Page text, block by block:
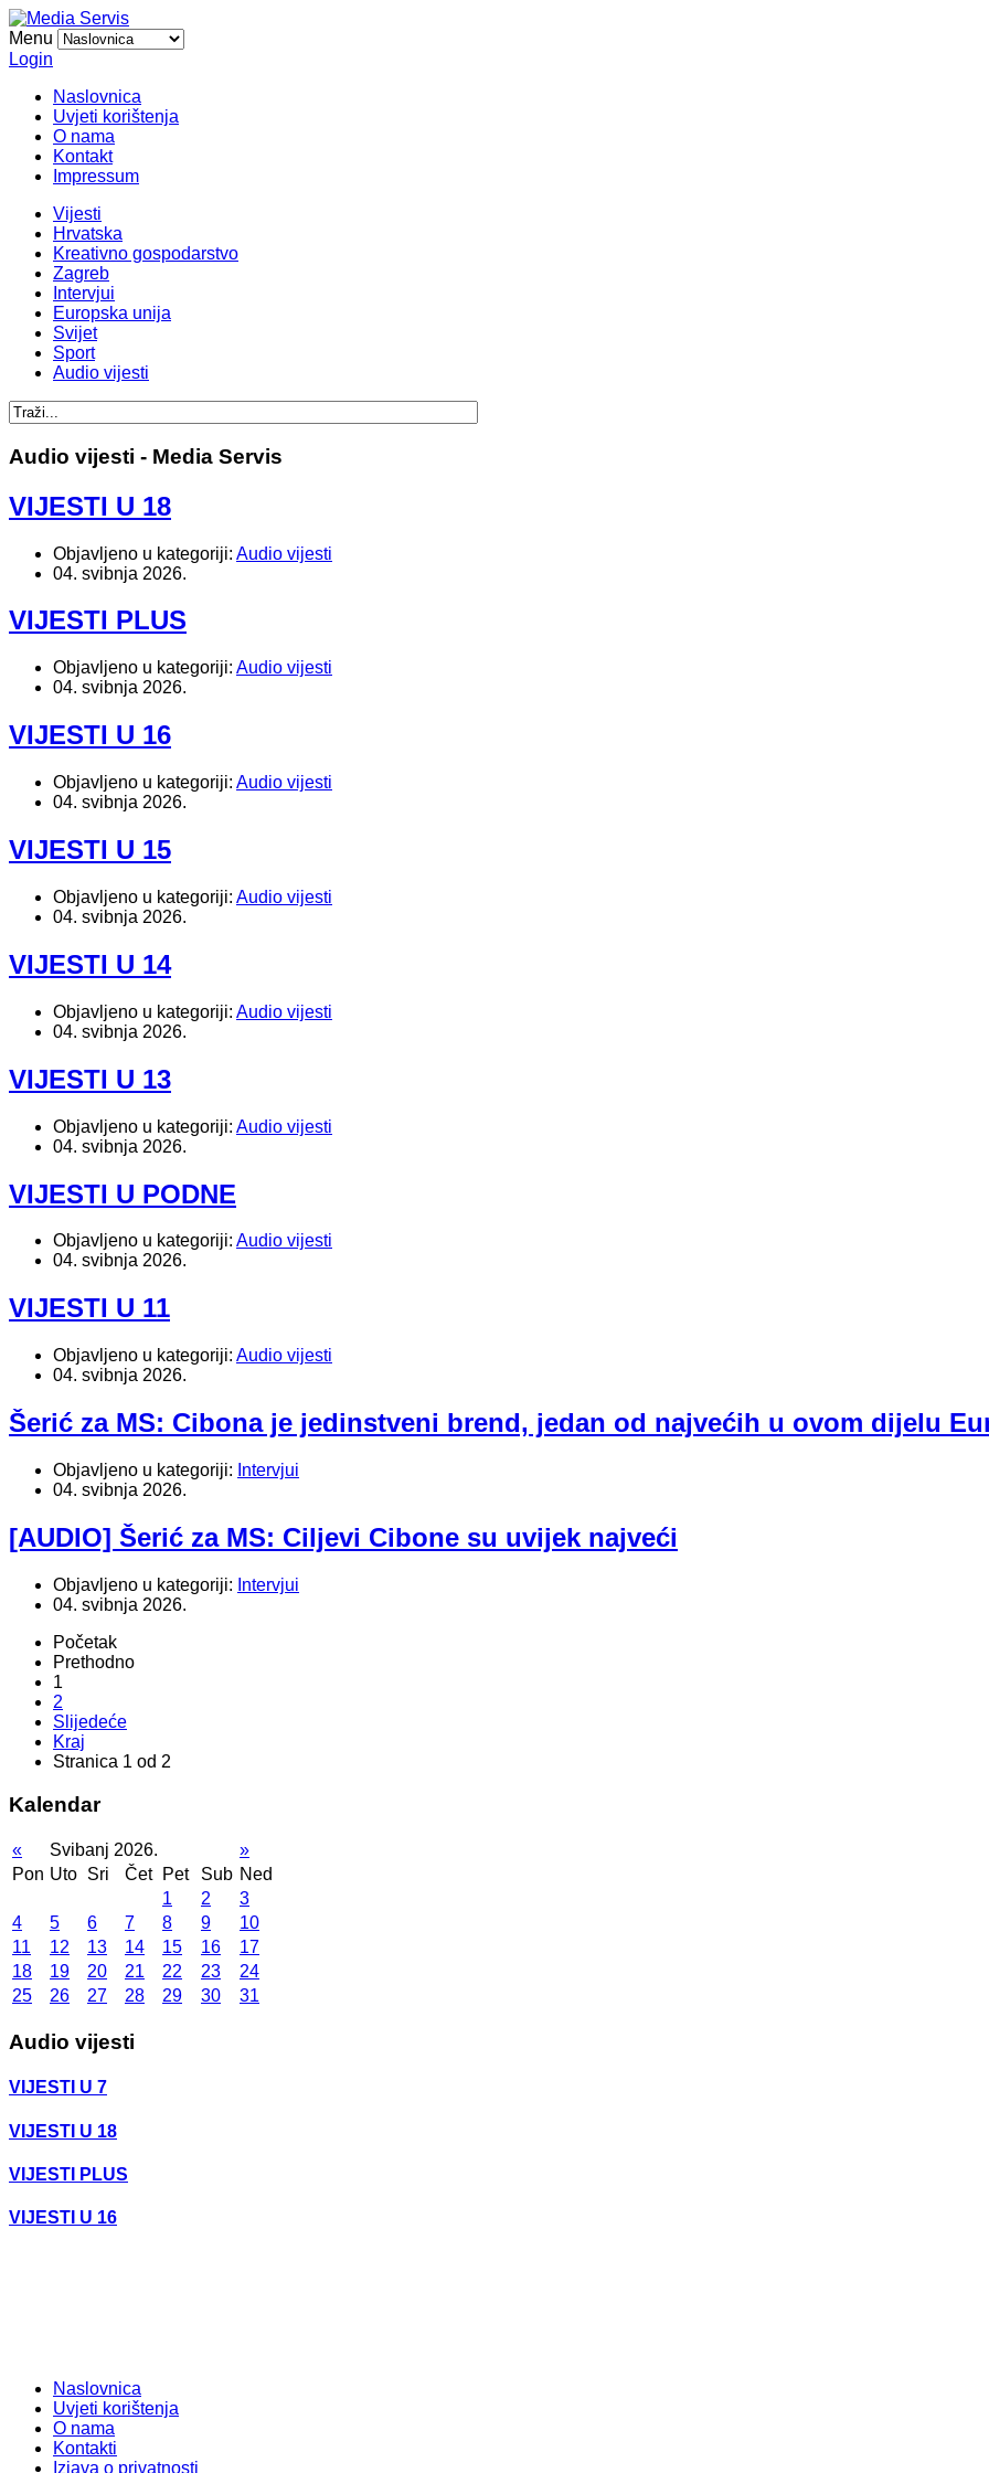
Menu
Login
Naslovnica
Uvjeti korištenja
O nama
Kontakt
Impressum
Vijesti
Hrvatska
Kreativno gospodarstvo
Zagreb
Intervjui
Europska unija
Svijet
Sport
Audio vijesti
Audio vijesti - Media Servis
VIJESTI U 18
Objavljeno u kategoriji: Audio vijesti
04. svibnja 2026.
VIJESTI PLUS
Objavljeno u kategoriji: Audio vijesti
04. svibnja 2026.
VIJESTI U 16
Objavljeno u kategoriji: Audio vijesti
04. svibnja 2026.
VIJESTI U 15
Objavljeno u kategoriji: Audio vijesti
04. svibnja 2026.
VIJESTI U 14
Objavljeno u kategoriji: Audio vijesti
04. svibnja 2026.
VIJESTI U 13
Objavljeno u kategoriji: Audio vijesti
04. svibnja 2026.
VIJESTI U PODNE
Objavljeno u kategoriji: Audio vijesti
04. svibnja 2026.
VIJESTI U 11
Objavljeno u kategoriji: Audio vijesti
04. svibnja 2026.
Šerić za MS: Cibona je jedinstveni brend, jedan od najvećih u ovom dijelu
Objavljeno u kategoriji: Intervjui
04. svibnja 2026.
[AUDIO] Šerić za MS: Ciljevi Cibone su uvijek najveći
Objavljeno u kategoriji: Intervjui
04. svibnja 2026.
Početak
Prethodno
1
2
Slijedeće
Kraj
Stranica 1 od 2
Kalendar
« Svibanj 2026.
»
Pon Uto Sri Čet Pet Sub Ned
1
2
3
4
5 6 7 8 9
10
11
12 13 14 15 16
17
18
19 20 21 22 23
24
25
26 27 28 29 30 31
Audio vijesti
VIJESTI U 7
VIJESTI U 18
VIJESTI PLUS
VIJESTI U 16
Naslovnica
Uvjeti korištenja
O nama
Kontakti
Izjava o privatnosti